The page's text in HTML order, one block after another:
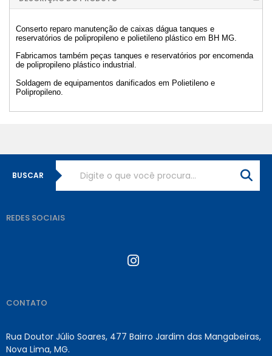
Conserto reparo manutenção de caixas dágua tanques e
reservatórios de polipropileno e polietileno plástico em BH MG.
Fabricamos também peças tanques e reservatórios por encomenda
de polipropileno plástico industrial.
Soldagem de equipamentos danificados em Polietileno e
Polipropileno.
BUSCAR
REDES SOCIAIS
CONTATO
Rua Doutor Júlio Soares, 477 Bairro Jardim das Mangabeiras,
Nova Lima, MG.